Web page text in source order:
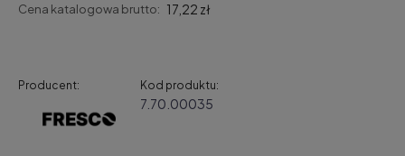
Cena katalogowa brutto: 17,22 zł
Producent: Kod produktu:
7.70.00035